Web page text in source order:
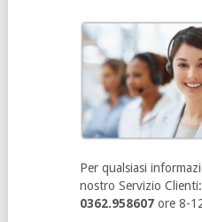
Per qualsiasi
nostro Servizio Clienti:
0362.958607ore 8-